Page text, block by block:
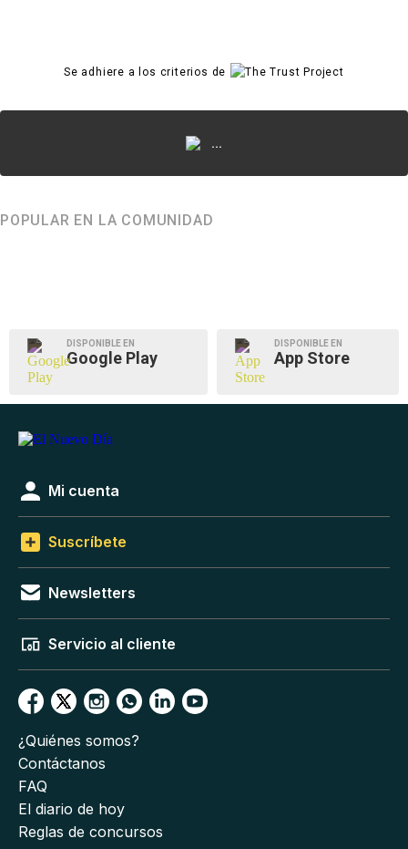
Se adhiere a los criterios de
...
POPULAR EN LA COMUNIDAD
DISPONIBLE EN
Google Play
DISPONIBLE EN
App Store
Mi cuenta
Suscríbete
Newsletters
Servicio al cliente
¿Quiénes somos?
Contáctanos
FAQ
El diario de hoy
Reglas de concursos